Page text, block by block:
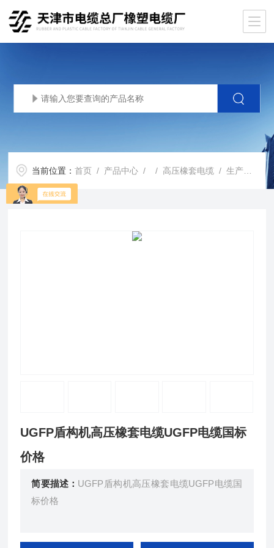
当前位置：首页 / 产品中心 / / 高压橡套电缆 / 生产基地UGFP盾构机高压橡套电缆UGFP电缆国标价格
UGFP盾构机高压橡套电缆UGFP电缆国标
价格
简要描述： UGFP盾构机高压橡套电缆UGFP电缆国
标价格